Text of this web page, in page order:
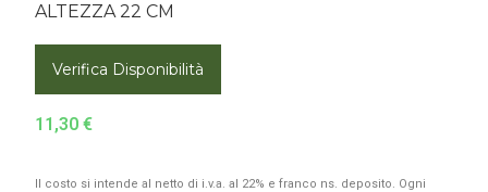
ALTEZZA 22 CM
Verifica Disponibilità
11,30 €
Il costo si intende al netto di i.v.a. al 22% e franco ns. deposito. Ogni